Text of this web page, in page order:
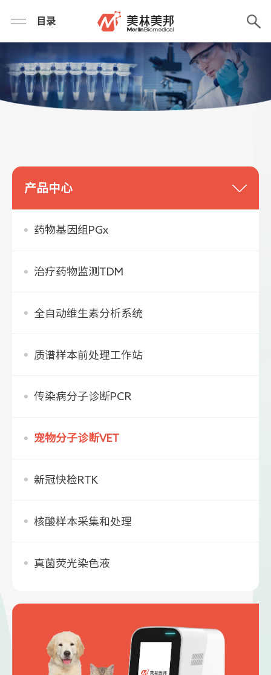
目录
产品中心
药物基因组PGx
治疗药物监测TDM
全自动维生素分析系统
质谱样本前处理工作站
传染病分子诊断PCR
宠物分子诊断VET
新冠快检RTK
核酸样本采集和处理
真菌荧光染色液